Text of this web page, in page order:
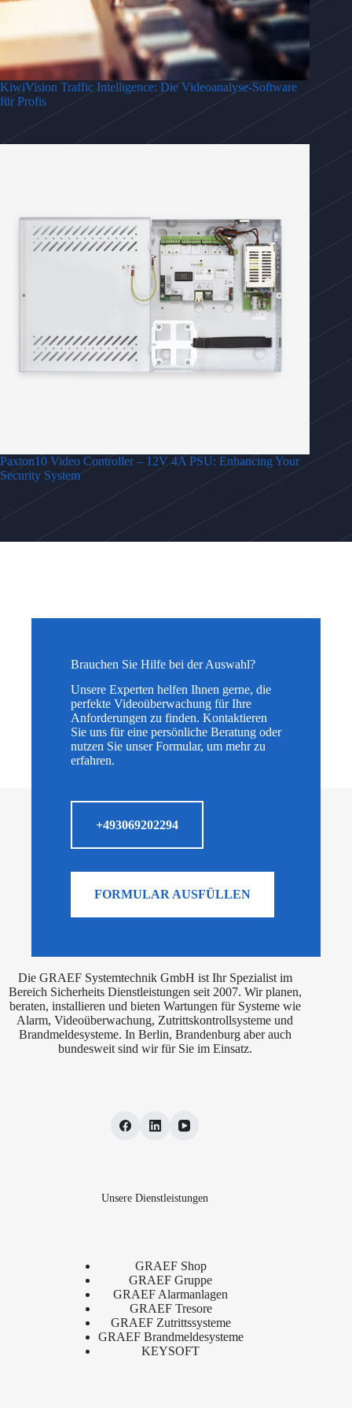
KiwiVision Traffic Intelligence: Die Videoanalyse-Software
für Profis
Paxton10 Video Controller – 12V 4A PSU: Enhancing Your
Security System
Brauchen Sie Hilfe bei der Auswahl?
Unsere Experten helfen Ihnen gerne, die
perfekte Videoüberwachung für Ihre
Anforderungen zu finden. Kontaktieren
Sie uns für eine persönliche Beratung oder
nutzen Sie unser Formular, um mehr zu
erfahren.
+493069202294
FORMULAR AUSFÜLLEN
Die GRAEF Systemtechnik GmbH ist Ihr Spezialist im
Bereich Sicherheits Dienstleistungen seit 2007. Wir planen,
beraten, installieren und bieten Wartungen für Systeme wie
Alarm, Videoüberwachung, Zutrittskontrollsysteme und
Brandmeldesysteme. In Berlin, Brandenburg aber auch
bundesweit sind wir für Sie im Einsatz.
Unsere Dienstleistungen
GRAEF Shop
GRAEF Gruppe
GRAEF Alarmanlagen
GRAEF Tresore
GRAEF Zutrittssysteme
GRAEF Brandmeldesysteme
KEYSOFT